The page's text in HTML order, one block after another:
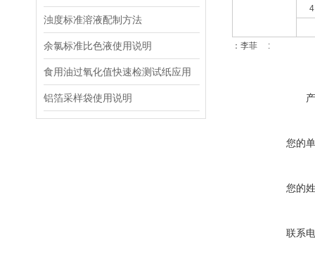
浊度标准溶液配制方法
余氯标准比色液使用说明
食用油过氧化值快速检测试纸应用
铝箔采样袋使用说明
：李菲 :
您的
您的
联系